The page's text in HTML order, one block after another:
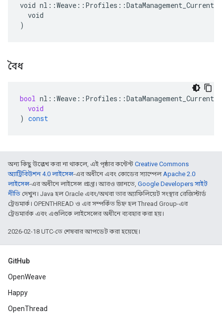
void
  void
)
বৈধ
bool nl ::Weave :: Profiles ::DataManagement_Current
void
) const
অন্য কিছু উল্লেখ করা না থাকলে, এই পৃষ্ঠার কন্টেন্ট Creative Commons
অ্যাট্রিবিউশন 4.0 লাইসেন্স-এর অধীনে এবং কোডের স্যাম্পেলApache 2.0
লাইসেন্স-এর অধীনে লাইসেন্স প্রাপ্ত। আরও জানতে, Google Developers সাইট
নীতি দেখুন। Java হল Oracle এবং/অথবা তার অ্যাফিলিয়েট সংস্থার রেজিস্টার্ড
ট্রেডমার্ক। OPENTHREAD ও এর সম্পর্কিত চিহ্ন হল Thread Group-এর
ট্রেডমার্রক এবং এগুলিকে লাইসেন্সের অধীনে ব্যবহার করা হয়।
2026-02-18 UTC-তে শেষবার আপডেট করা হয়েছে।
GitHub
OpenWeave
Happy
OpenThread